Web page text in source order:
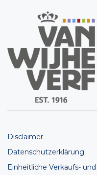
Disclaimer
Datenschutzerklärung
Einheitliche Verkaufs-